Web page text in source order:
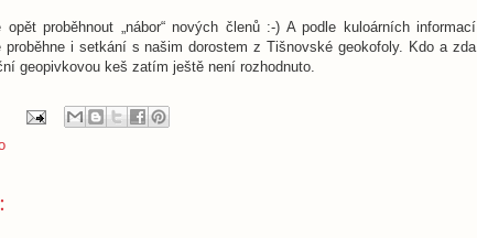
proběhnout „nábor“ nových členů :-) A podle kuloárních informací
i setkání s našim dorostem z Tišnovské geokofoly. Kdo a zda
geopivkovou keš zatím ještě není rozhodnuto.